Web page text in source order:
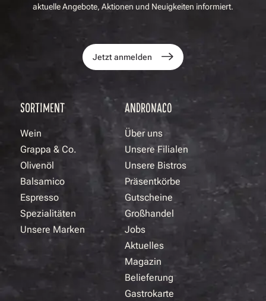
aktuelle Angebote, Aktionen und Neuigkeiten informiert.
Jetzt anmelden
SORTIMENT
Wein
Grappa & Co.
Olivenöl
Balsamico
Espresso
Spezialitäten
Unsere Marken
ANDRONACO
Über uns
Unsere Filialen
Unsere Bistros
Präsentkörbe
Gutscheine
Großhandel
Jobs
Aktuelles
Magazin
Belieferung
Gastrokarte